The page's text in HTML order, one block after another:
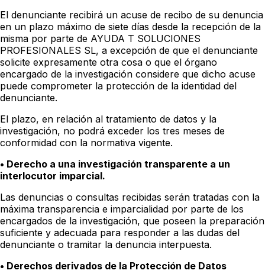
El denunciante recibirá un acuse de recibo de su denuncia
en un plazo máximo de siete días desde la recepción de la
misma por parte de AYUDA T SOLUCIONES
PROFESIONALES SL, a excepción de que el denunciante
solicite expresamente otra cosa o que el órgano
encargado de la investigación considere que dicho acuse
puede comprometer la protección de la identidad del
denunciante.
El plazo, en relación al tratamiento de datos y la
investigación, no podrá exceder los tres meses de
conformidad con la normativa vigente.
• Derecho a una investigación transparente a un
interlocutor imparcial.
Las denuncias o consultas recibidas serán tratadas con la
máxima transparencia e imparcialidad por parte de los
encargados de la investigación, que poseen la preparación
suficiente y adecuada para responder a las dudas del
denunciante o tramitar la denuncia interpuesta.
• Derechos derivados de la Protección de Datos